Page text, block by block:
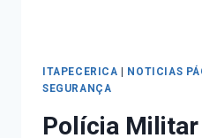
ITAPECERICA | NOTICIAS
SEGURANÇA
Polícia